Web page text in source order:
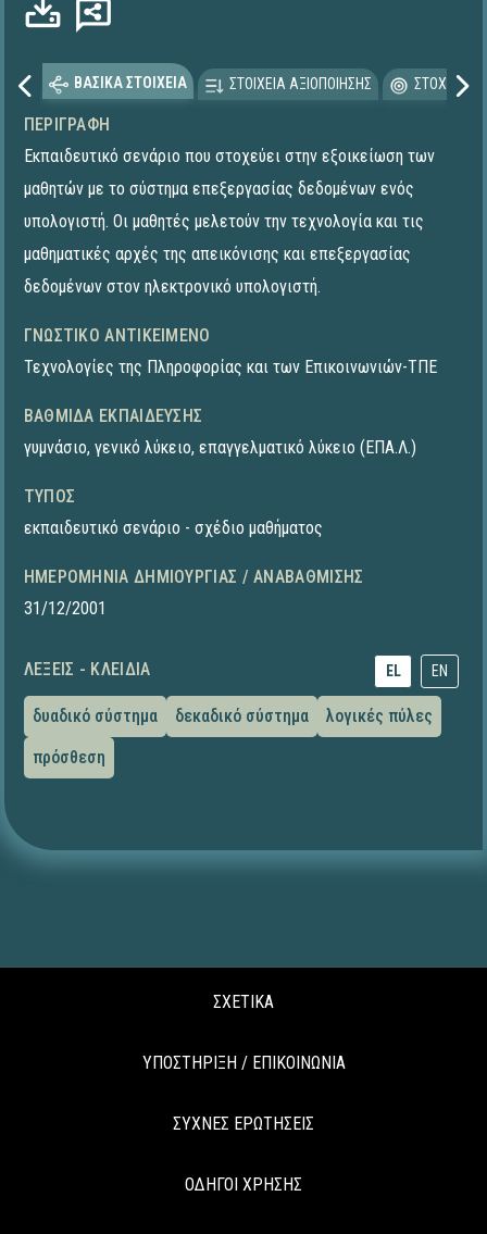
ΒΑΣΙΚΑ ΣΤΟΙΧΕΙΑ ΣΤΟΙΧΕΙΑ ΑΞΙΟΠΟΙΗΣΗΣ
ΠΕΡΙΓΡΑΦΉ
Εκπαιδευτικό σενάριο που στοχεύει στην εξοικείωση των
μαθητών με το σύστημα επεξεργασίας δεδομένων ενός
υπολογιστή. Οι μαθητές μελετούν την τεχνολογία και τις
μαθηματικές αρχές της απεικόνισης και επεξεργασίας
δεδομένων στον ηλεκτρονικό υπολογιστή.
ΓΝΩΣΤΙΚΌ ΑΝΤΙΚΕΊΜΕΝΟ
Τεχνολογίες της Πληροφορίας και των Επικοινωνιών-ΤΠΕ
ΒΑΘΜΊΔΑ ΕΚΠΑΊΔΕΥΣΗΣ
γυμνάσιο, γενικό λύκειο, επαγγελματικό λύκειο (ΕΠΑ.Λ.)
ΤΎΠΟΣ
εκπαιδευτικό σενάριο - σχέδιο μαθήματος
ΗΜΕΡΟΜΗΝΊΑ ΔΗΜΙΟΥΡΓΊΑΣ / ΑΝΑΒΆΘΜΙΣΗΣ
31/12/2001
ΛΈΞΕΙΣ - ΚΛΕΙΔΙΆ EL EN
δυαδικό σύστημα δεκαδικό σύστημα
λογικές πύλες
πρόσθεση
ΣΧΕΤΙΚΑ
ΥΠΟΣΤΗΡΙΞΗ / ΕΠΙΚΟΙΝΩΝΙΑ
ΣΥΧΝΕΣ ΕΡΩΤΗΣΕΙΣ
ΟΔΗΓΟΙ ΧΡΗΣΗΣ